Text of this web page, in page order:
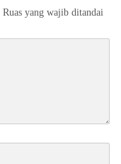
Ruas yang wajib ditandai